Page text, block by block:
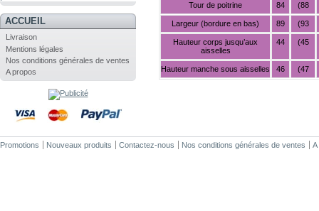
ACCUEIL
Livraison
Mentions légales
Nos conditions générales de ventes
A propos
Tour de poitrine 84 (88
Largeur (bordure en bas) 89 (93
Hauteur corps jusqu’aux
aisselles
44 (45
Hauteur manche sous aisselles 46 (47
Promotions Nouveaux produits Contactez-nous Nos conditions générales de ventes A